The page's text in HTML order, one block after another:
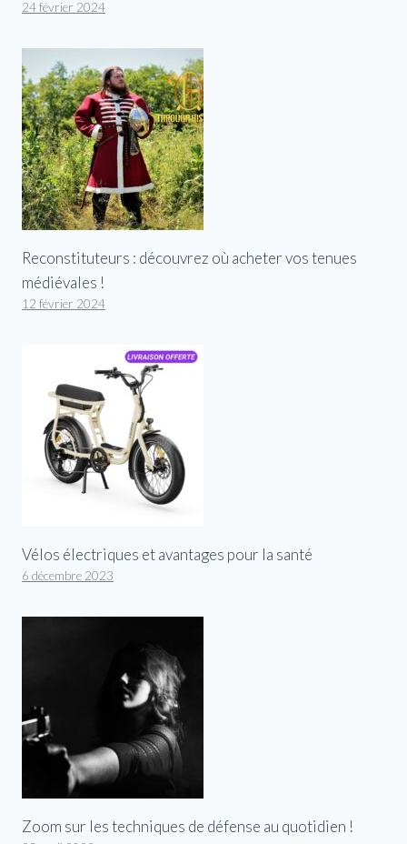
24 février 2024
Reconstituteurs : découvrez où acheter vos tenues
médiévales !
12 février 2024
Vélos électriques et avantages pour la santé
6 décembre 2023
Zoom sur les techniques de défense au quotidien !